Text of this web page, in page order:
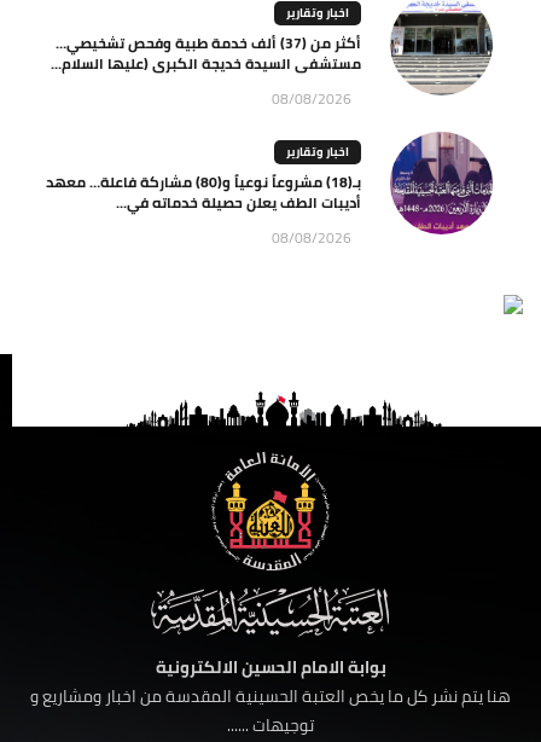
اخبار وتقارير
أكثر من (37) ألف خدمة طبية وفحص تشخيصي…
مستشفى السيدة خديجة الكبرى (عليها السلام...
08/08/2026
اخبار وتقارير
بـ(18) مشروعاً نوعياً و(80) مشاركة فاعلة… معهد
أديبات الطف يعلن حصيلة خدماته في...
08/08/2026
بوابة الامام الحسين الالكترونية
هنا يتم نشر كل ما يخص العتبة الحسينية المقدسة من اخبار ومشاريع و
توجيهات ......